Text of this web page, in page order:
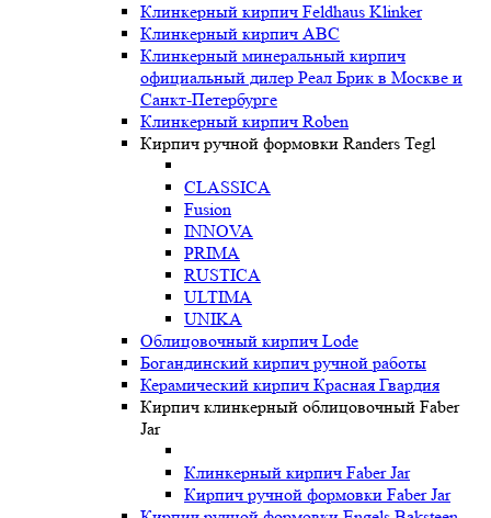
Клинкерный кирпич Feldhaus Klinker
Клинкерный кирпич ABC
Клинкерный минеральный кирпич
официальный дилер Реал Брик в Москве и
Санкт-Петербурге
Клинкерный кирпич Roben
Кирпич ручной формовки Randers Tegl
CLASSICA
Fusion
INNOVA
PRIMA
RUSTICA
ULTIMA
UNIKA
Oблицовочный кирпич Lode
Богандинский кирпич ручной работы
Керамический кирпич Красная Гвардия
Кирпич клинкерный облицовочный Faber
Jar
Клинкерный кирпич Faber Jar
Кирпич ручной формовки Faber Jar